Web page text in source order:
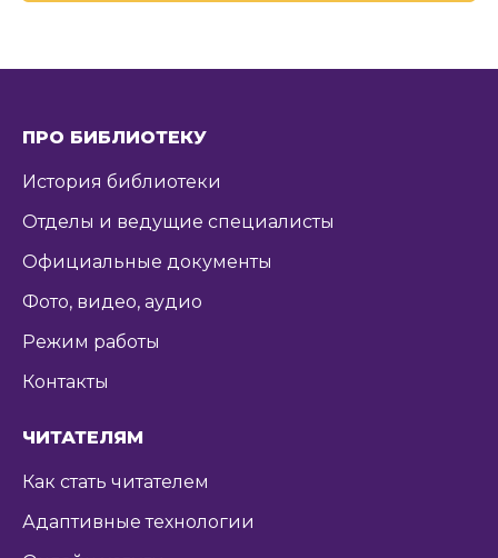
ПРО БИБЛИОТЕКУ
История библиотеки
Отделы и ведущие специалисты
Официальные документы
Фото, видео, аудио
Режим работы
Контакты
ЧИТАТЕЛЯМ
Как стать читателем
Адаптивные технологии